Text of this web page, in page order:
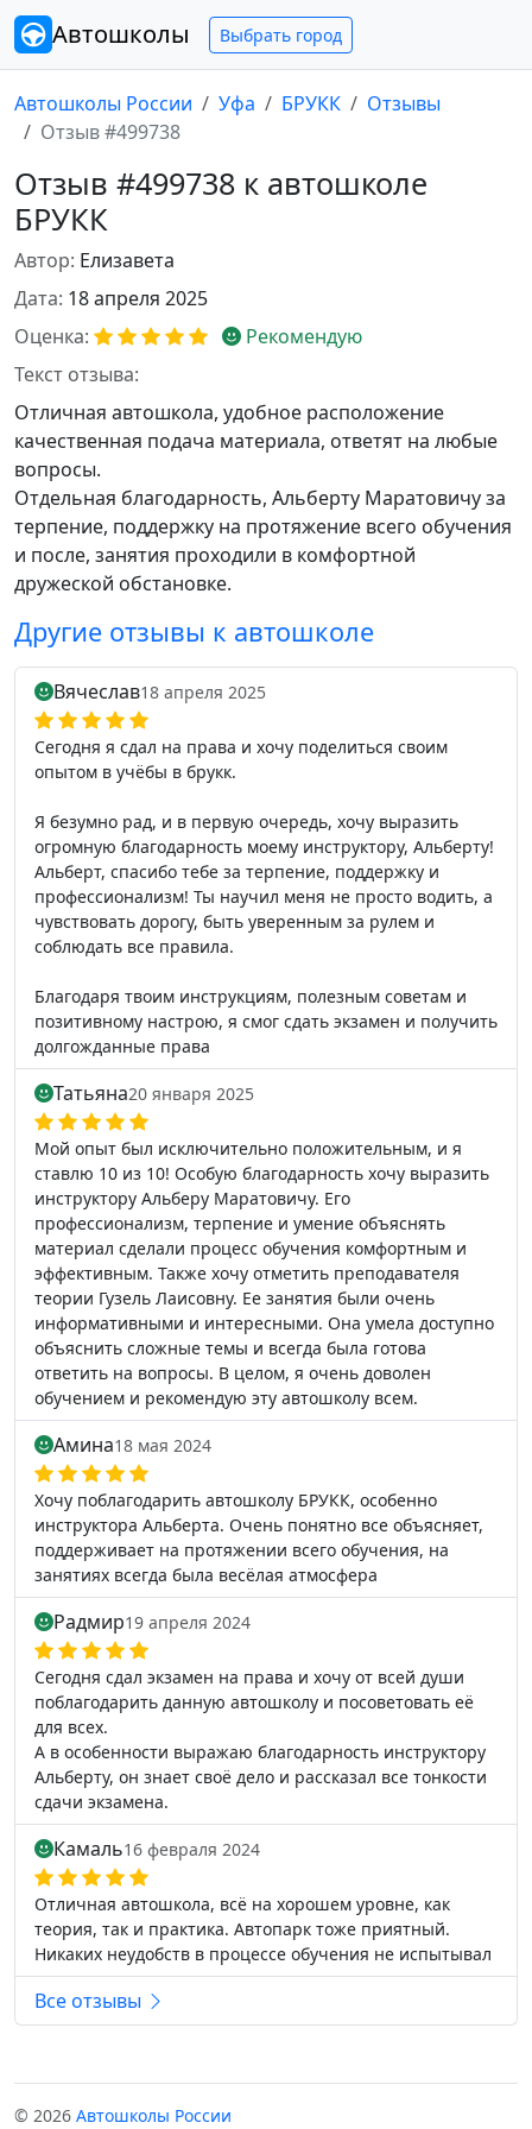
Автошколы Выбрать город
Автошколы России Уфа БРУКК
Отзывы
Отзыв #499738
Отзыв #499738 к автошколе
БРУКК
Автор: Елизавета
Дата: 18 апреля 2025
Оценка:
Рекомендую
Текст отзыва:
Отличная автошкола, удобное расположение
качественная подача материала, ответят на любые
вопросы.
Отдельная благодарность, Альберту Маратовичу за
терпение, поддержку на протяжение всего обучения
и после, занятия проходили в комфортной
дружеской обстановке.
Другие отзывы к автошколе
Вячеслав18 апреля 2025
Сегодня я сдал на права и хочу поделиться своим
опытом в учёбы в брукк.
Я безумно рад, и в первую очередь, хочу выразить
огромную благодарность моему инструктору, Альберту!
Альберт, спасибо тебе за терпение, поддержку и
профессионализм! Ты научил меня не просто водить, а
чувствовать дорогу, быть уверенным за рулем и
соблюдать все правила.
Благодаря твоим инструкциям, полезным советам и
позитивному настрою, я смог сдать экзамен и получить
долгожданные права
Татьяна20 января 2025
Мой опыт был исключительно положительным, и я
ставлю 10 из 10! Особую благодарность хочу выразить
инструктору Альберу Маратовичу. Его
профессионализм, терпение и умение объяснять
материал сделали процесс обучения комфортным и
эффективным. Также хочу отметить преподавателя
теории Гузель Лаисовну. Ее занятия были очень
информативными и интересными. Она умела доступно
объяснить сложные темы и всегда была готова
ответить на вопросы. В целом, я очень доволен
обучением и рекомендую эту автошколу всем.
Амина18 мая 2024
Хочу поблагодарить автошколу БРУКК, особенно
инструктора Альберта. Очень понятно все объясняет,
поддерживает на протяжении всего обучения, на
занятиях всегда была весёлая атмосфера
Радмир19 апреля 2024
Сегодня сдал экзамен на права и хочу от всей души
поблагодарить данную автошколу и посоветовать её
для всех.
А в особенности выражаю благодарность инструктору
Альберту, он знает своё дело и рассказал все тонкости
сдачи экзамена.
Камаль16 февраля 2024
Отличная автошкола, всё на хорошем уровне, как
теория, так и практика. Автопарк тоже приятный.
Никаких неудобств в процессе обучения не испытывал
Все отзывы
© 2026 Автошколы России